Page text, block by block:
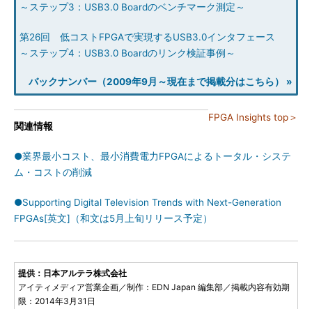
～ステップ3：USB3.0 Boardのベンチマーク測定～
第26回 低コストFPGAで実現するUSB3.0インタフェース
～ステップ4：USB3.0 Boardのリンク検証事例～
バックナンバー（2009年9月～現在まで掲載分はこちら） »
FPGA Insights top＞
関連情報
●業界最小コスト、最小消費電力FPGAによるトータル・システ
ム・コストの削減
●Supporting Digital Television Trends with Next-Generation
FPGAs[英文]（和文は5月上旬リリース予定）
提供：日本アルテラ株式会社
アイティメディア営業企画／制作：EDN Japan 編集部／掲載内容有効期
限：2014年3月31日